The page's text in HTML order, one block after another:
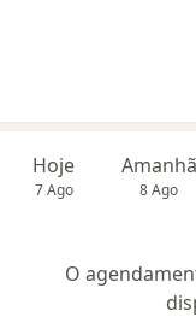
Hoje
7 Ago
Amanhã
8 Ago
O